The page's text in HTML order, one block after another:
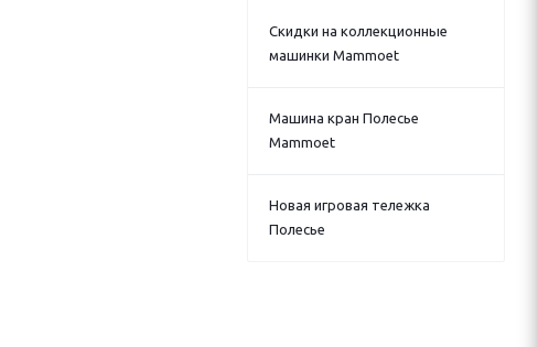
Скидки на коллекционные
машинки Mammoet
Машина кран Полесье
Mammoet
Новая игровая тележка
Полесье